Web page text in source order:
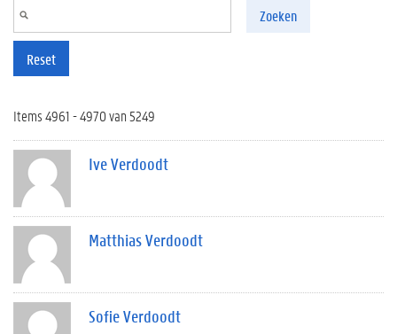
Zoeken
Reset
Items 4961 - 4970 van 5249
Ive Verdoodt
Matthias Verdoodt
Sofie Verdoodt